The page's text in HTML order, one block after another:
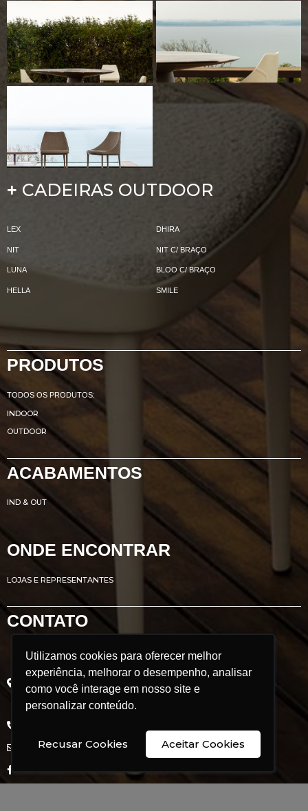
Utilizamos cookies para oferecer melhor
experiência, melhorar o desempenho, analisar
como você interage em nosso site e
personalizar conteúdo.
Recusar Cookies Aceitar Cookies
Utilizamos cookies para oferecer melhor
experiência, melhorar o desempenho, analisar
como você interage em nosso site e
personalizar conteúdo.
Recusar Cookies Aceitar Cookies
+ CADEIRAS OUTDOOR
LEX DHIRA
NIT NIT C/ BRAÇO
LUNA BLOO C/ BRAÇO
HELLA SMILE
PRODUTOS
TODOS OS PRODUTOS:
INDOOR
OUTDOOR
ACABAMENTOS
IND & OUT
ONDE ENCONTRAR
LOJAS E REPRESENTANTES
CONTATO
Avenida Renato Azeredo, 435
Ribeirão das Neves - MG
Brasil
CEP: 33.880.302
comercial@doimobrasil.com.br